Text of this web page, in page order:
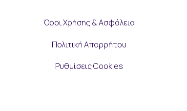
Όροι Χρήσης & Ασφάλεια
Πολιτική Απορρήτου
Ρυθμίσεις Cookies